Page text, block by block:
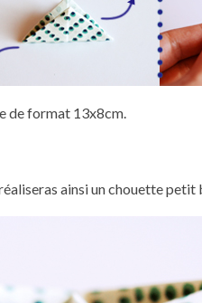
de format 13x8cm.
ainsi un chouette petit